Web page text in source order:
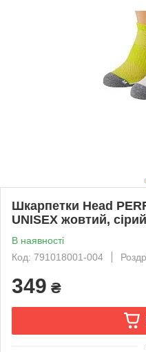
Шкарпетки Head
UNISEX жовтий,
В наявності
Код: 791018001-004
349 ₴